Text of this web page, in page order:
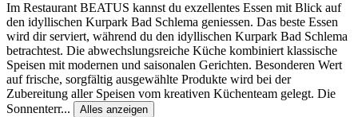
Im Restaurant BEATUS kannst du exzellentes Essen mit Blick auf
den idyllischen Kurpark Bad Schlema geniessen. Das beste Essen
wird dir serviert, während du den idyllischen Kurpark Bad Schlema
betrachtest. Die abwechslungsreiche Küche kombiniert klassische
Speisen mit modernen und saisonalen Gerichten. Besonderen Wert
auf frische, sorgfältig ausgewählte Produkte wird bei der
Zubereitung aller Speisen vom kreativen Küchenteam gelegt. Die
Sonnenterr... Alles anzeigen